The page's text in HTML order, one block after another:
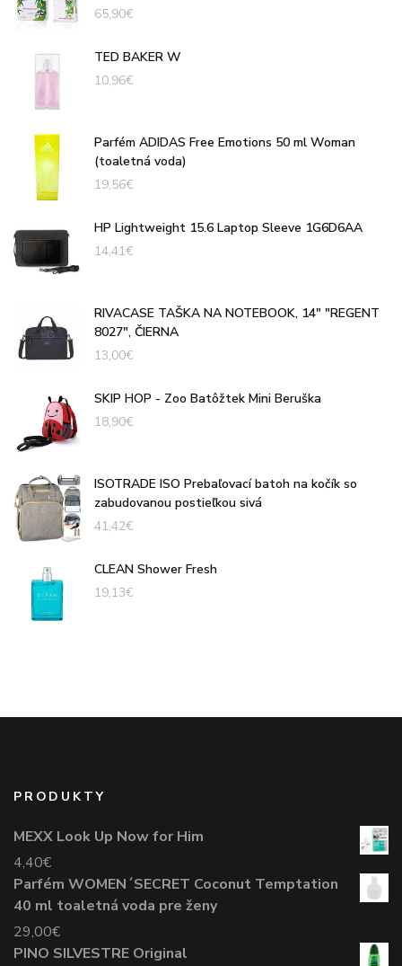
65,90€
TED BAKER W
10,96€
Parfém ADIDAS Free Emotions 50 ml Woman
(toaletná voda)
19,56€
HP Lightweight 15.6 Laptop Sleeve 1G6D6AA
14,41€
RIVACASE TAŠKA NA NOTEBOOK, 14" "REGENT
8027", ČIERNA
13,00€
SKIP HOP - Zoo Batôžtek Mini Beruška
18,90€
ISOTRADE ISO Prebaľovací batoh na kočík so
zabudovanou postieľkou sivá
41,42€
CLEAN Shower Fresh
19,13€
PRODUKTY
MEXX Look Up Now for Him
4,40€
Parfém WOMEN´SECRET Coconut Temptation
40 ml toaletná voda pre ženy
29,00€
PINO SILVESTRE Original